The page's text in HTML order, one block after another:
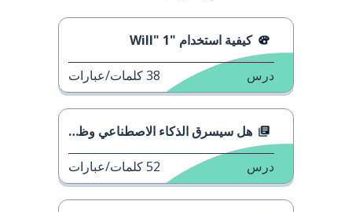
كيفية استخدام "Will" 1
درس 38كلمات/عبارات
هل سيسرق الذكاء الاصطناعي وظيفتك؟
درس 52كلمات/عبارات